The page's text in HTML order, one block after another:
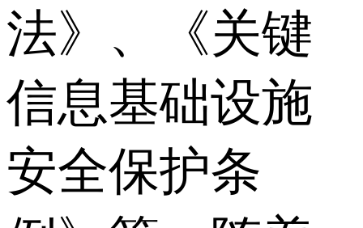
法》、《关键
信息基础设施
安全保护条